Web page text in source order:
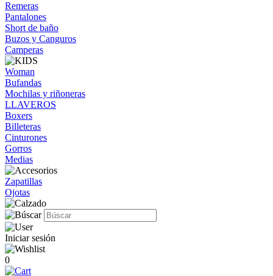
Remeras
Pantalones
Short de baño
Buzos y Canguros
Camperas
Woman
Bufandas
Mochilas y riñoneras
LLAVEROS
Boxers
Billeteras
Cinturones
Gorros
Medias
Zapatillas
Ojotas
Iniciar sesión
0